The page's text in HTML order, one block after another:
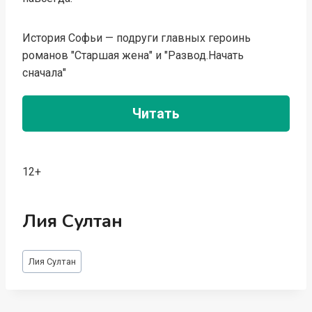
История Софьи — подруги главных героинь
романов "Старшая жена" и "Развод.Начать
сначала"
Читать
12+
Лия Султан
Метки
записи:
Лия Султан